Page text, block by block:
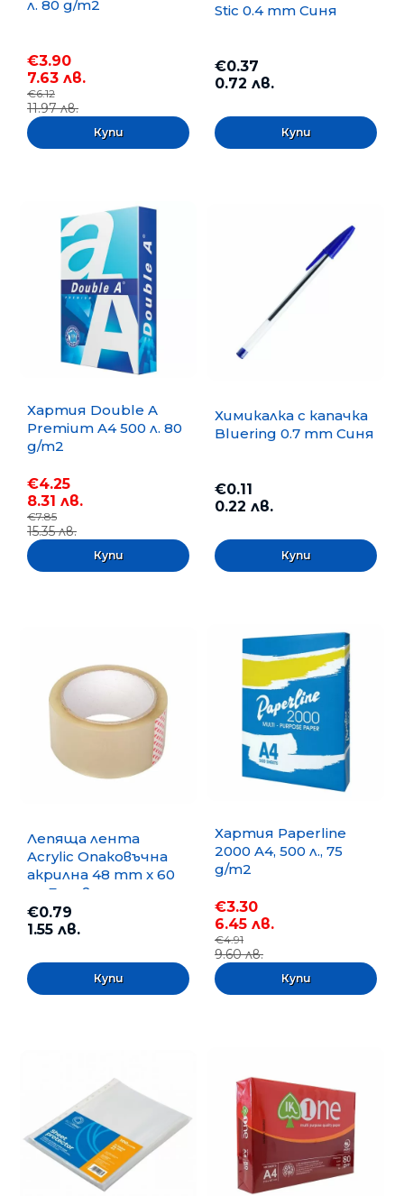
л. 80 g/m2
€3.90
7.63 лв.
€6.12
11.97 лв.
Stic 0.4 mm Синя
€0.37
0.72 лв.
Хартия Double A
Premium A4 500 л. 80
g/m2
€4.25
8.31 лв.
€7.85
15.35 лв.
Химикалка с капачка
Bluering 0.7 mm Синя
€0.11
0.22 лв.
Лепяща лента
Acrylic Опаковъчна
акрилна 48 mm x 60
m, Безцветна
€0.79
1.55 лв.
Хартия Paperline
2000 A4, 500 л., 75
g/m2
€3.30
6.45 лв.
€4.91
9.60 лв.